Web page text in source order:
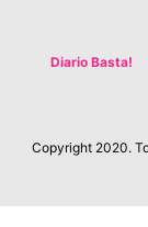
Diario Basta!
Copyright 2020.